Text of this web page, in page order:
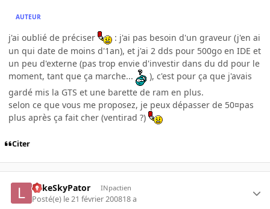
AUTEUR
j'ai oublié de préciser
: j'ai pas besoin d'un graveur (j'en ai
un qui date de moins d'1an), et j'ai 2 dds pour 500go en IDE et
un peu d'externe (pas trop envie d'investir dans du dd pour le
moment, tant que ça marche...
), c'est pour ça que j'avais
gardé mis la GTS et une barette de ram en plus.
selon ce que vous me proposez, je peux dépasser de 50¤pas
plus après ça fait cher (ventirad ?)
Citer
LukeSkyPator INpactien
Posté(e) le 21 février 200818 a